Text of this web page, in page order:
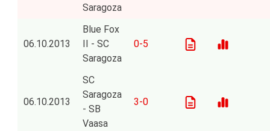
Saragoza
06.10.2013
Blue Fox
II - SC
Saragoza
0-5
06.10.2013
SC
Saragoza
- SB
Vaasa
3-0